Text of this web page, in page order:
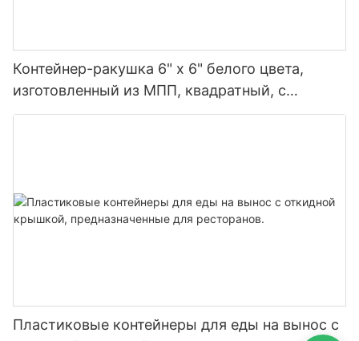
Контейнер-ракушка 6" x 6" белого цвета,
изготовленный из МПП, квадратный, с
откидной крышкой, коробка для бургеров EP-
Пластиковые контейнеры для еды на вынос с